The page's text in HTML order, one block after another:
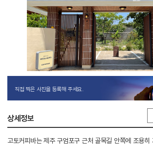
직접 찍은 사진을 등록해 주세요.
상세정보
고토커피바는 제주 구엄포구 근처 골목길 안쪽에 조용히